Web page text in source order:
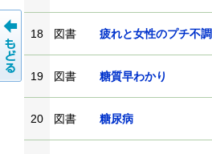
18 図書 疲れと女性のプチ不調
19 図書 糖質早わかり
20 図書 糖尿病